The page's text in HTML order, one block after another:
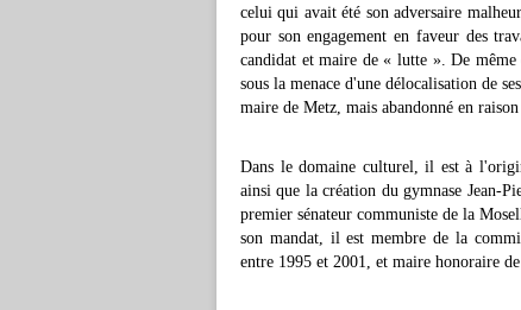
celui qui avait été son adversaire
pour son engagement en faveur des
candidat et maire de « lutte ». De
sous la menace d'une délocalisation de
maire de Metz, mais abandonné en
Dans le domaine culturel, il est à
ainsi que la création du gymnase Jean-
premier sénateur communiste de la
son mandat, il est membre de la
entre 1995 et 2001, et maire honoraire